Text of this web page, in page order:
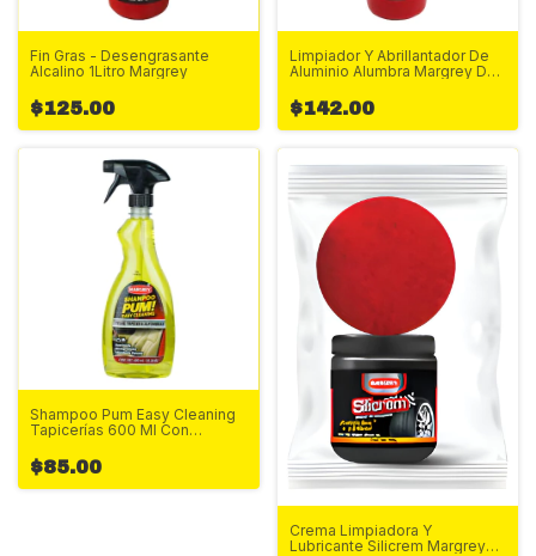
Fin Gras - Desengrasante
Alcalino 1Litro Margrey
$125.00
Limpiador Y Abrillantador De
Aluminio Alumbra Margrey De
$142.00
Shampoo Pum Easy Cleaning
Tapicerías 600 Ml Con
$85.00
Crema Limpiadora Y
Lubricante Silicrem Margrey